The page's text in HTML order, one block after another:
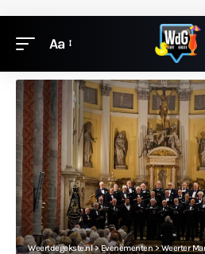
Aa
Weertdegekste.nl>Evenementen>Weerter